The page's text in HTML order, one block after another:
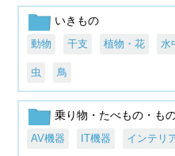
いきもの
動物 干支 植物・花 水
虫 鳥
乗り物・たべもの・も
AV機器 IT機器 インテリ